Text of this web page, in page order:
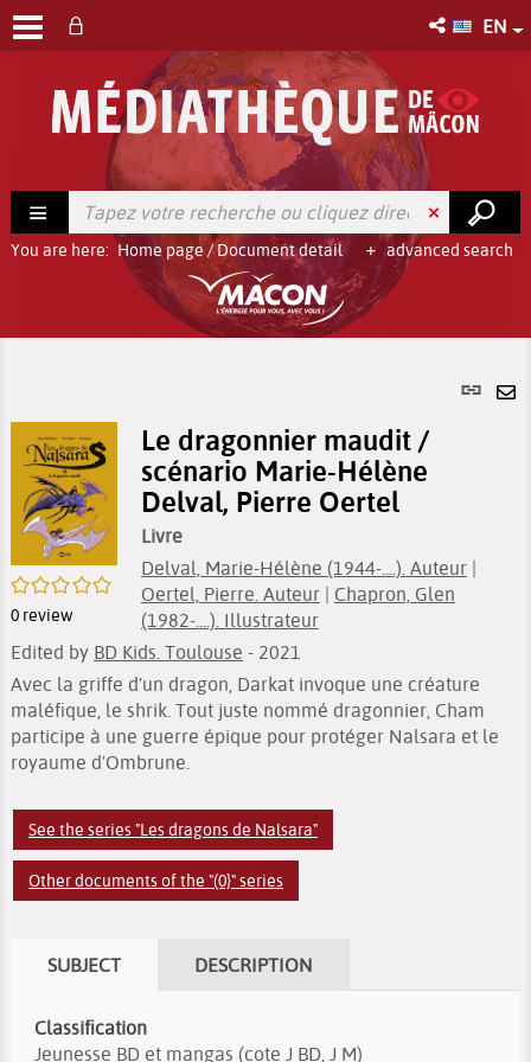
EN
advanced search
You are here: Home page/Document detail
link
/5
0 review
Le dragonnier maudit /
scénario Marie-Hélène
Delval, Pierre Oertel
Livre
Delval, Marie-Hélène (1944-....). Auteur |
Oertel, Pierre. Auteur | Chapron, Glen
(1982-....). Illustrateur
Edited by BD Kids. Toulouse - 2021
Avec la griffe d'un dragon, Darkat invoque une créature
maléfique, le shrik. Tout juste nommé dragonnier, Cham
participe à une guerre épique pour protéger Nalsara et le
royaume d'Ombrune.
See the series "Les dragons de Nalsara"
Other documents of the "(0}" series
SUBJECT DESCRIPTION
Classification
Jeunesse BD et mangas (cote J BD, J M)